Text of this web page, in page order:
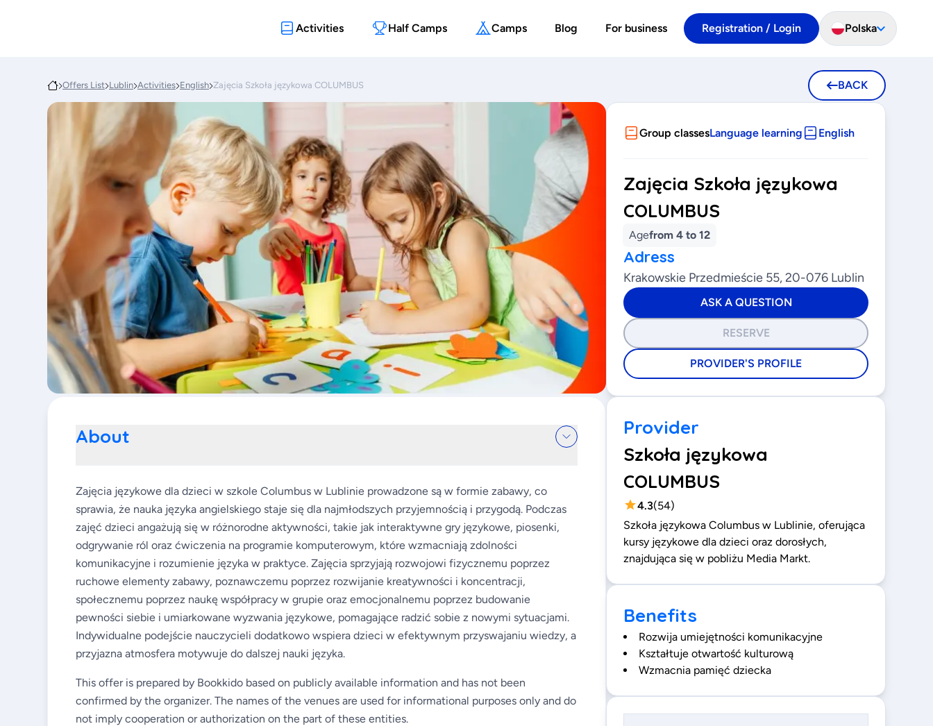
Activities Half Camps Camps Blog For business Registration / Login Polska
Offers List Lublin Activities English Zajęcia Szkoła językowa COLUMBUS BACK
Group classesLanguage learning English
Zajęcia Szkoła językowa
COLUMBUS
Agefrom 4 to 12
Adress
Krakowskie Przedmieście 55, 20-076 Lublin
ASK A QUESTION
RESERVE
PROVIDER'S PROFILE
About
Zajęcia językowe dla dzieci w szkole Columbus w Lublinie prowadzone są w formie zabawy, co
sprawia, że nauka języka angielskiego staje się dla najmłodszych przyjemnością i przygodą. Podczas
zajęć dzieci angażują się w różnorodne aktywności, takie jak interaktywne gry językowe, piosenki,
odgrywanie ról oraz ćwiczenia na programie komputerowym, które wzmacniają zdolności
komunikacyjne i rozumienie języka w praktyce. Zajęcia sprzyjają rozwojowi fizycznemu poprzez
ruchowe elementy zabawy, poznawczemu poprzez rozwijanie kreatywności i koncentracji,
społecznemu poprzez naukę współpracy w grupie oraz emocjonalnemu poprzez budowanie
pewności siebie i umiarkowane wyzwania językowe, pomagające radzić sobie z nowymi sytuacjami.
Indywidualne podejście nauczycieli dodatkowo wspiera dzieci w efektywnym przyswajaniu wiedzy, a
przyjazna atmosfera motywuje do dalszej nauki języka.
This offer is prepared by Bookkido based on publicly available information and has not been
confirmed by the organizer. The names of the venues are used for informational purposes only and do
not imply cooperation or authorization on the part of these entities.
Provider
Szkoła językowa
COLUMBUS
4.3(54)
Szkoła językowa Columbus w Lublinie, oferująca
kursy językowe dla dzieci oraz dorosłych,
znajdująca się w pobliżu Media Markt.
Benefits
Rozwija umiejętności komunikacyjne
Kształtuje otwartość kulturową
Wzmacnia pamięć dziecka